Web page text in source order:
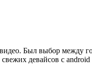
Был выбор между
девайсов c